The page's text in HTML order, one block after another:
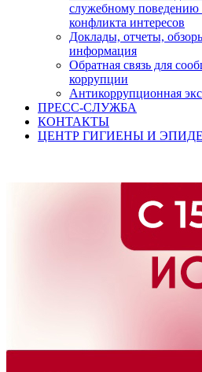
служебному поведению
конфликта интересов
Доклады, отчеты,
информация
Обратная связь для
коррупции
Антикоррупционная
ПРЕСС-СЛУЖБА
КОНТАКТЫ
ЦЕНТР ГИГИЕНЫ И